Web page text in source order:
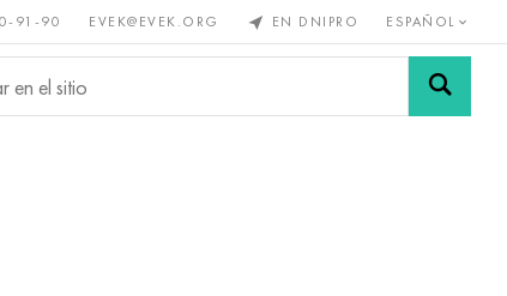
91-90 EVEK@EVEK.ORG EN DNIPRO ESPAÑOL
Aleación de Mallas y